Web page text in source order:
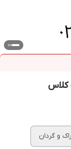
کلاس
و گردان